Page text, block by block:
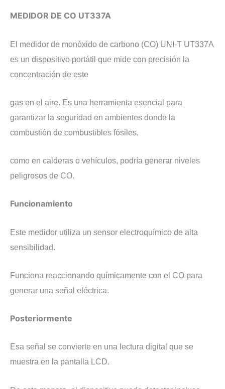
MEDIDOR DE CO UT337A
​El medidor de monóxido de carbono (CO) UNI-T UT337A
es un dispositivo portátil que mide con precisión la
concentración de este
gas en el aire. Es una herramienta esencial para
garantizar la seguridad en ambientes donde la
combustión de combustibles fósiles,
como en calderas o vehículos, podría generar niveles
peligrosos de CO.
​Funcionamiento
​Este medidor utiliza un sensor electroquímico de alta
sensibilidad.
Funciona reaccionando químicamente con el CO para
generar una señal eléctrica.
Posteriormente
Esa señal se convierte en una lectura digital que se
muestra en la pantalla LCD.